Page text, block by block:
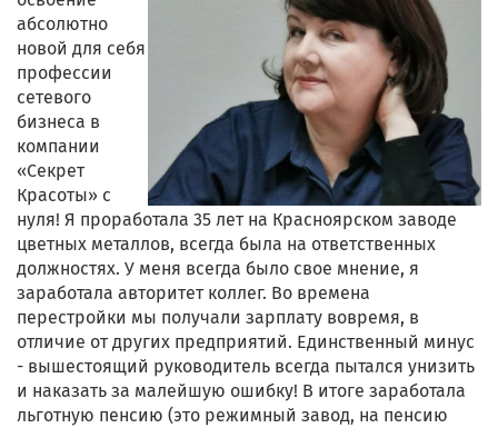
абсолютно
новой для себя
профессии
сетевого
бизнеса в
компании
«Секрет
Красоты» с
нуля! Я проработала 35 лет на Красноярском заводе
цветных металлов, всегда была на ответственных
должностях. У меня всегда было свое мнение, я
заработала авторитет коллег. Во времена
перестройки мы получали зарплату вовремя, в
отличие от других предприятий. Единственный минус
- вышестоящий руководитель всегда пытался унизить
и наказать за малейшую ошибку! В итоге заработала
льготную пенсию (это режимный завод, на пенсию